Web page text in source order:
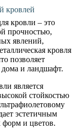
кровлей
кровли – это
прочностью,
явлений,
кровля
позволяет
и ландшафт.
является
стойкостью
эстетичным
и цветов.